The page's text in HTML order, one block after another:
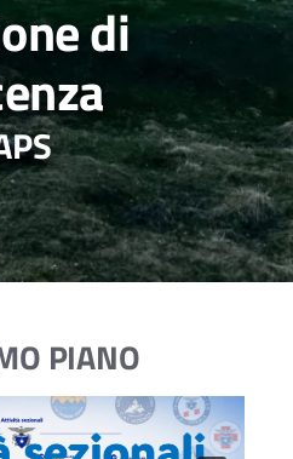
di
PIANO